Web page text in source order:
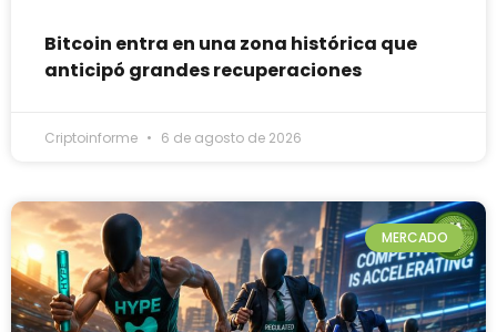
Bitcoin entra en una zona histórica que
anticipó grandes recuperaciones
Criptoinforme 6 de agosto de 2026
MERCADO